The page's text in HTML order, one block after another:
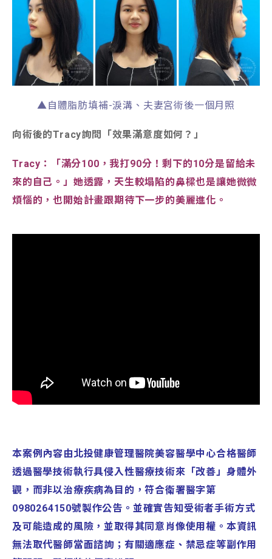
▲自體脂肪填補-淚溝、夫妻宮術後一個月照
向術後的Tracy詢問「效果滿意度如何？」
Tracy：「滿分100，我打90分！剩下的10分是留給未
來的自己。」她透露，天生較塌陷的鼻樑也是讓她微微
煩惱的，也開始計畫跟期待下一步的美麗進化。
本案例內容由北投健康管理醫院美容醫學中心合格醫師
透過醫學技術執行具侵入性醫療技術來「改善」身體外
觀，而非以治療疾病為目的，符合衛署醫字第
0980264150號製作公告。並確實告知受術者手術方式
及可能造成的風險，並取得其同意肖像使用權。本資訊
無法取代醫師當面諮詢；有關適應症、禁忌症等副作用